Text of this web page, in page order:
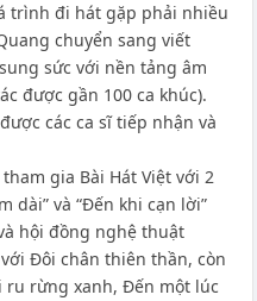
trình đi hát gặp phải nhiều
chuyển sang viết
sức với nền tảng âm
được gần 100 ca khúc).
các ca sĩ tiếp nhận và
tham gia Bài Hát Việt với 2
dài” và “Đến khi cạn lời”
hội đồng nghệ thuật
Đôi chân thiên thần, còn
ru rừng xanh, Đến một lúc